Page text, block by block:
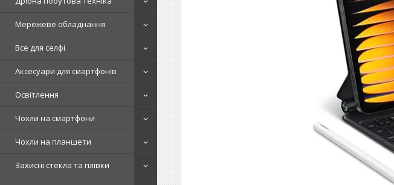
Мережеве обладнання
Все для селфі
Аксесуари для смартфонів
Освітлення
Чохли на смартфони
Чохли на планшети
Захисні стекла та плівки